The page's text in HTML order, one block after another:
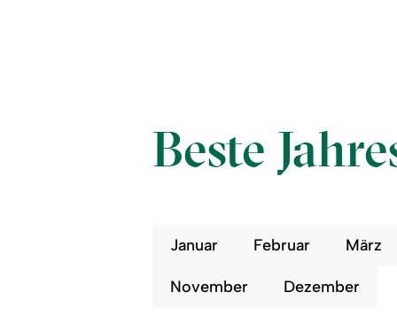
Beste
Januar Februar März
November Dezember